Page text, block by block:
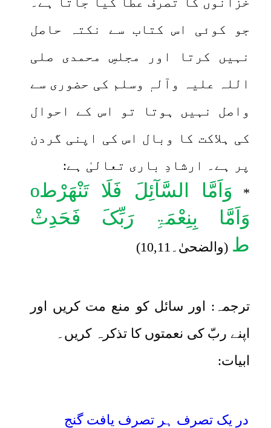
جو کوئی اس کتاب سے نکتہ حاصل
نہیں کرتا اور مجلسِ محمدی صلی
اللہ علیہ وآلہٖ وسلم کی حضوری سے
واصل نہیں ہوتا تو اس کے احوال
کی ہلاکت کا وبال اس کی اپنی گردن
پر ہے۔ ارشادِ باری تعالیٰ ہے:
* وَاَمَّا السَّآئِلَ فَلَا تَنْھَرْطo
وَاَمَّا بِنِعْمَۃِ رَبِّکَ فَحَدِثْ
ط (والضحیٰ۔10,11)
ترجمہ: اور سائل کو منع مت کریں اور
اپنے ربّ کی نعمتوں کا تذکرہ کریں۔
ابیات:
در یک تصرف ہر تصرف یافت گنج